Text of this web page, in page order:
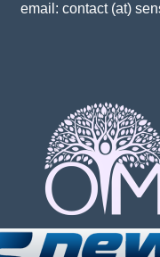
email: contact (at)